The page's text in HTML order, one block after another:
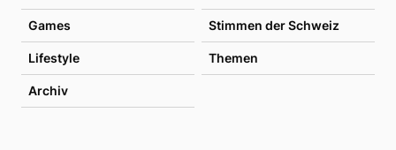
Games Stimmen der Schweiz
Lifestyle Themen
Archiv